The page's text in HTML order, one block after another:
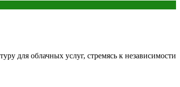
для облачных услуг, стремясь к независимости